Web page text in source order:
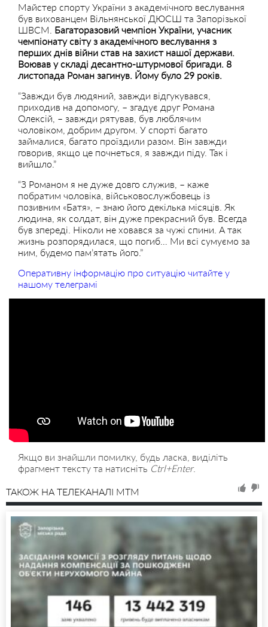
Майстер спорту України з академічного веслування
був вихованцем Вільнянської ДЮСШ та Запорізької
ШВСМ. Багаторазовий чемпіон України, учасник
чемпіонату світу з академічного веслування з
перших днів війни став на захист нашої держави.
Воював у складі десантно-штурмової бригади. 8
листопада Роман загинув. Йому було 29 років.
“Завжди був людяний, завжди відгукувався,
приходив на допомогу, – згадує друг Романа
Олексій, – завжди рятував, був люблячим
чоловіком, добрим другом. У спорті багато
займалися, багато проїздили разом. Він завжди
говорив, якщо це почнеться, я завжди піду. Так і
вийшло.”
“З Романом я не дуже довго служив, – каже
побратим чоловіка, військовослужбовець із
позивним «Батя», – знаю його декілька місяців. Як
людина, як солдат, він дуже прекрасний був. Всегда
був зпереді. Ніколи не ховався за чужі спини. А так
жизнь розпорядилася, що погиб… Ми всі сумуємо за
ним, будемо пам’ятать його.”
Оперативну інформацію про ситуацію читайте у
нашому телеграмі
Якщо ви знайшли помилку, будь ласка, виділіть
фрагмент тексту та натисніть Ctrl+Enter.
ТАКОЖ НА ТЕЛЕКАНАЛІ MTM